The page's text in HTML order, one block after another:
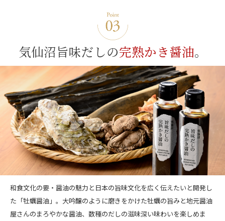
気仙沼旨味だしの完熟かき醤油。
和食文化の要・醤油の魅力と日本の旨味文化を広く伝えたいと開発し
た「牡蠣醤油」。大吟醸のように磨きをかけた牡蠣の旨みと地元醤油
屋さんのまろやかな醤油、数種のだしの滋味深い味わいを楽しめま